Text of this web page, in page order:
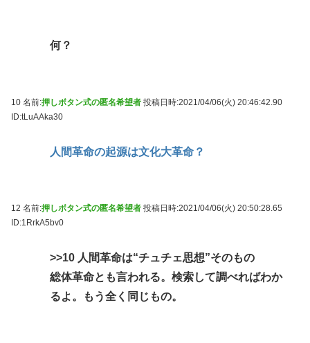
何？
10 名前:押しボタン式の匿名希望者 投稿日時:2021/04/06(火) 20:46:42.90
ID:tLuAAka30
人間革命の起源は文化大革命？
12 名前:押しボタン式の匿名希望者 投稿日時:2021/04/06(火) 20:50:28.65
ID:1RrkA5bv0
>>10 人間革命は“チュチェ思想”そのもの
総体革命とも言われる。検索して調べればわか
るよ。もう全く同じもの。